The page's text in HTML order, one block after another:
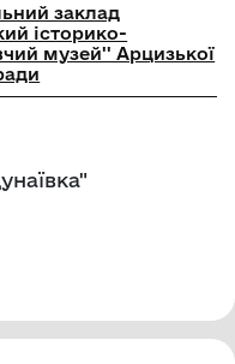
заклад
історико-
музей'' Арцизької